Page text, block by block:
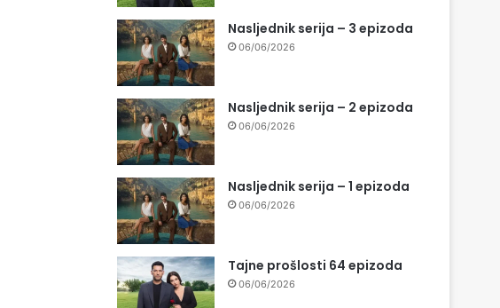
Nasljednik serija – 3 epizoda
06/06/2026
Nasljednik serija – 2 epizoda
06/06/2026
Nasljednik serija – 1 epizoda
06/06/2026
Tajne prošlosti 64 epizoda
06/06/2026